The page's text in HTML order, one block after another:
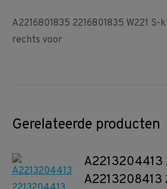
A2216801835 2216801835 W221
rechts voor
Gerelateerde producten
A2213208413